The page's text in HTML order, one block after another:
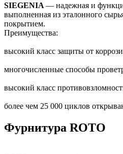
SIEGENIA — надежная и
выполненная из эталонного
покрытием.
Преимущества:
высокий класс защиты от
многочисленные способы
высокий класс
более чем 25 000 циклов
Фурнитура ROTO